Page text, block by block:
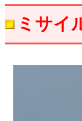
ミサイ